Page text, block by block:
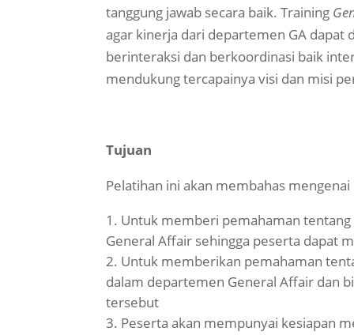
tanggung jawab secara baik. Training
agar kinerja dari departemen GA dapat
berinteraksi dan berkoordinasi baik
mendukung tercapainya visi dan misi
Tujuan
Pelatihan ini akan membahas mengenai
Untuk memberi pemahaman
General Affair sehingga peserta dapat
Untuk memberikan pemahaman
dalam departemen General Affair dan
tersebut
Peserta akan mempunyai kesiapan